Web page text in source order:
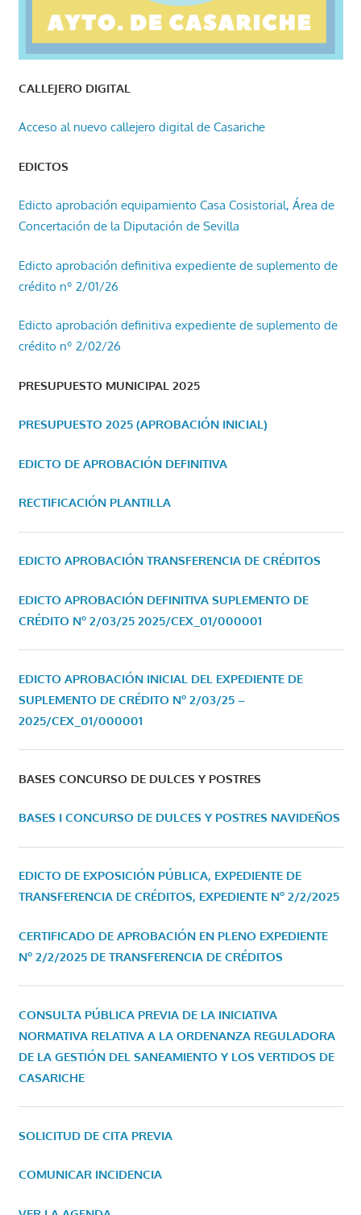
CALLEJERO DIGITAL
Acceso al nuevo callejero digital de Casariche
EDICTOS
Edicto aprobación equipamiento Casa Cosistorial, Área de
Concertación de la Diputación de Sevilla
Edicto aprobación definitiva expediente de suplemento de
crédito nº 2/01/26
Edicto aprobación definitiva expediente de suplemento de
crédito nº 2/02/26
PRESUPUESTO MUNICIPAL 2025
PRESUPUESTO 2025 (APROBACIÓN INICIAL)
EDICTO DE APROBACIÓN DEFINITIVA
RECTIFICACIÓN PLANTILLA
EDICTO APROBACIÓN TRANSFERENCIA DE CRÉDITOS
EDICTO APROBACIÓN DEFINITIVA SUPLEMENTO DE
CRÉDITO Nº 2/03/25 2025/CEX_01/000001
EDICTO APROBACIÓN INICIAL DEL EXPEDIENTE DE
SUPLEMENTO DE CRÉDITO Nº 2/03/25 –
2025/CEX_01/000001
BASES CONCURSO DE DULCES Y POSTRES
BASES I CONCURSO DE DULCES Y POSTRES NAVIDEÑOS
EDICTO DE EXPOSICIÓN PÚBLICA, EXPEDIENTE DE
TRANSFERENCIA DE CRÉDITOS, EXPEDIENTE Nº 2/2/2025
CERTIFICADO DE APROBACIÓN EN PLENO EXPEDIENTE
Nº 2/2/2025 DE TRANSFERENCIA DE CRÉDITOS
CONSULTA PÚBLICA PREVIA DE LA INICIATIVA
NORMATIVA RELATIVA A LA ORDENANZA REGULADORA
DE LA GESTIÓN DEL SANEAMIENTO Y LOS VERTIDOS DE
CASARICHE
SOLICITUD DE CITA PREVIA
COMUNICAR INCIDENCIA